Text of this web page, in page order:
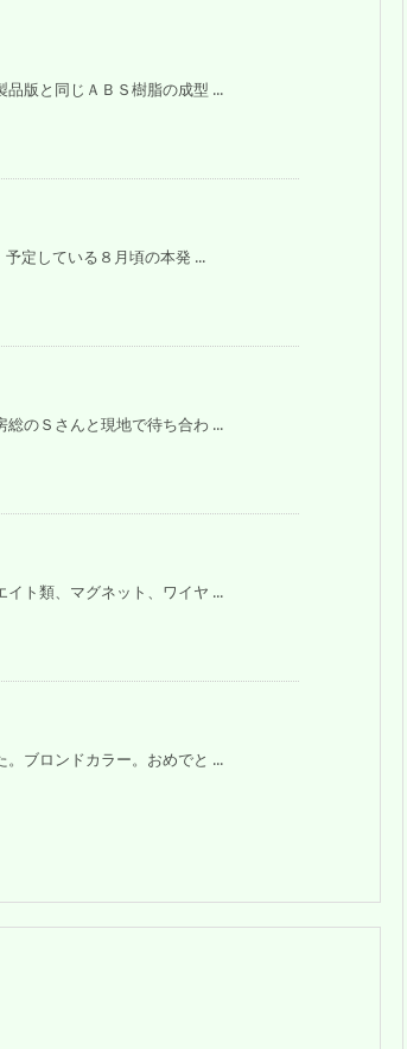
版と同じＡＢＳ樹脂の成型 ...
定している８月頃の本発 ...
のＳさんと現地で待ち合わ ...
ト類、マグネット、ワイヤ ...
ブロンドカラー。おめでと ...